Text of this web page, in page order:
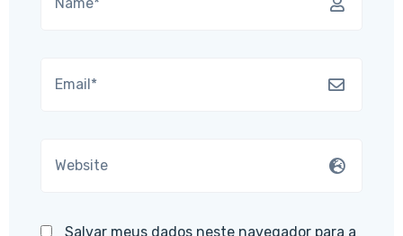
Salvar meus dados neste navegador para a